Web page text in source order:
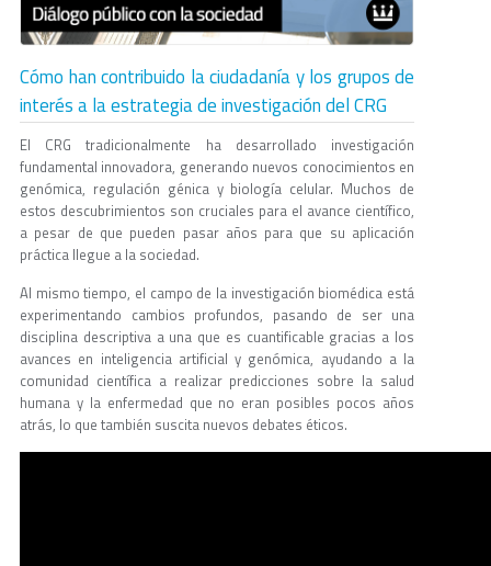
Cómo han contribuido la ciudadanía y los grupos de
interés a la estrategia de investigación del CRG
El CRG tradicionalmente ha desarrollado investigación
fundamental innovadora, generando nuevos conocimientos en
genómica, regulación génica y biología celular. Muchos de
estos descubrimientos son cruciales para el avance científico,
a pesar de que pueden pasar años para que su aplicación
práctica llegue a la sociedad.
Al mismo tiempo, el campo de la investigación biomédica está
experimentando cambios profundos, pasando de ser una
disciplina descriptiva a una que es cuantificable gracias a los
avances en inteligencia artificial y genómica, ayudando a la
comunidad científica a realizar predicciones sobre la salud
humana y la enfermedad que no eran posibles pocos años
atrás, lo que también suscita nuevos debates éticos.